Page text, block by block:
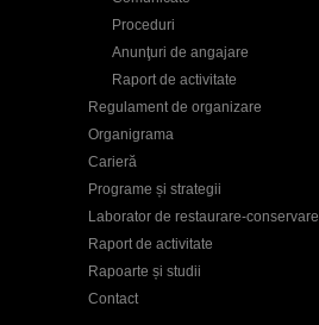
Proceduri
Anunţuri de angajare
Raport de activitate
Regulament de organizare
Organigrama
Carieră
Programe și strategii
Laborator de restaurare-conservare
Raport de activitate
Rapoarte și studii
Contact